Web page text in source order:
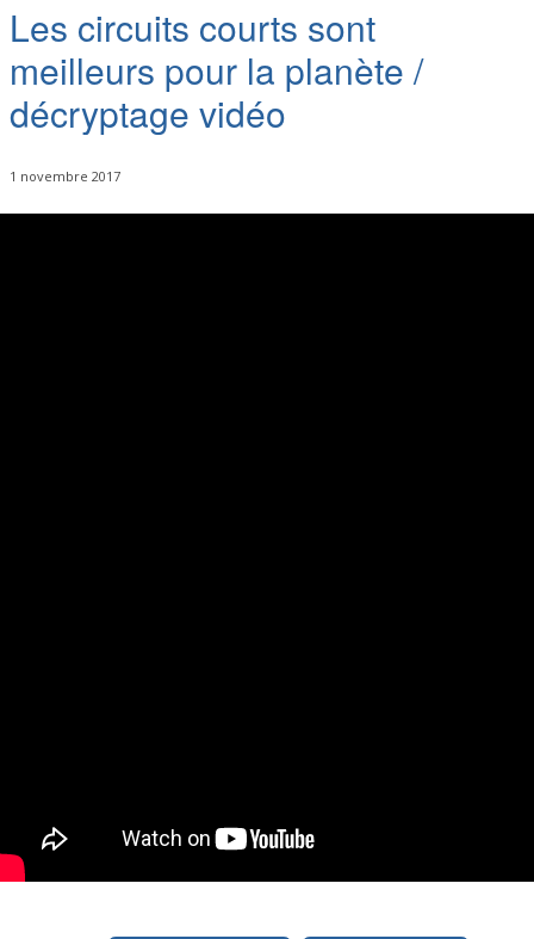
Les circuits courts sont
meilleurs pour la planète /
décryptage vidéo
1 novembre 2017